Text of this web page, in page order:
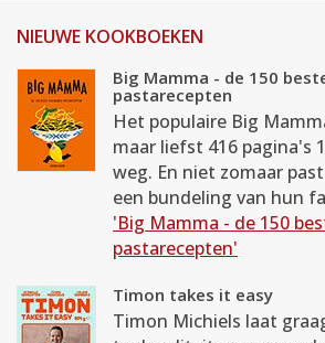
NIEUWE KOOKBOEKEN
Big Mamma - de 150
pastarecepten
Het populaire Big
maar liefst 416 pagina's
weg. En niet zomaar
een bundeling van hun
'Big Mamma - de 150
pastarecepten'
Timon takes it easy
Timon Michiels laat